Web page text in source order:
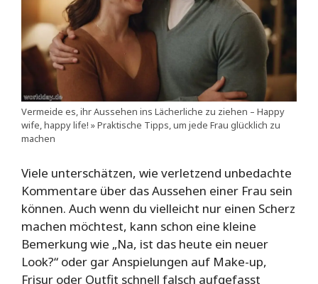
Vermeide es, ihr Aussehen ins Lächerliche zu ziehen – Happy
wife, happy life! » Praktische Tipps, um jede Frau glücklich zu
machen
Viele unterschätzen, wie verletzend unbedachte
Kommentare über das Aussehen einer Frau sein
können. Auch wenn du vielleicht nur einen Scherz
machen möchtest, kann schon eine kleine
Bemerkung wie „Na, ist das heute ein neuer
Look?“ oder gar Anspielungen auf Make-up,
Frisur oder Outfit schnell falsch aufgefasst